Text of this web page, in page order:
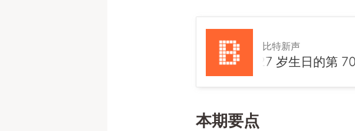
比特新声
34. 海龙的 27 岁生日的第 70
本期要点